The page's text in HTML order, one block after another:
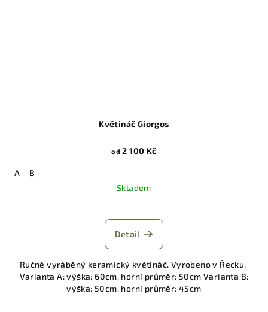
Květináč Giorgos
od 2 100 Kč
A
B
Skladem
Detail
Ručně vyráběný keramický květináč. Vyrobeno v Řecku.
Varianta A: výška: 60cm, horní průměr: 50cm Varianta B:
výška: 50cm, horní průměr: 45cm